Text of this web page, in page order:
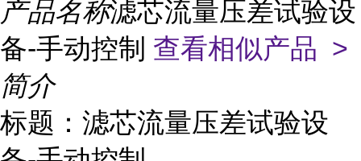
产品名称滤芯流量压差试验设
备-手动控制 查看相似产品 >
简介
标题：滤芯流量压差试验设